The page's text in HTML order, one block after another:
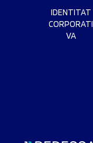
IDENTITAT
CORPORATI
VA